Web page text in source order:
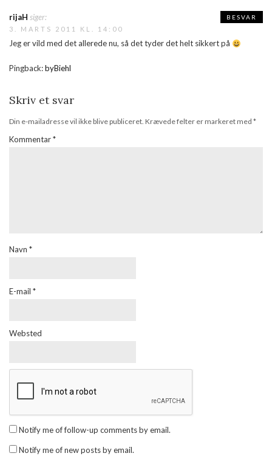
rijaH siger:
3. MARTS 2011 KL. 14:00
Jeg er vild med det allerede nu, så det tyder det helt sikkert på
BESVAR
Pingback:byBiehl
Skriv et svar
Din e-mailadresse vil ikke blive publiceret. Krævede felter er markeret med *
Kommentar*
Navn *
E-mail *
Websted
Notify me of follow-up comments by email.
Notify me of new posts by email.